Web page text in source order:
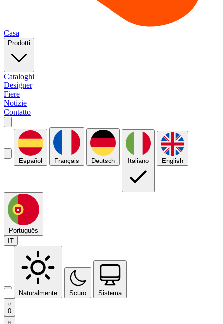
Casa
Prodotti
Cataloghi
Designer
Fiere
Notizie
Contatto
Español Français Deutsch Italiano English
Português
IT
Naturalmente Scuro Sistema
0